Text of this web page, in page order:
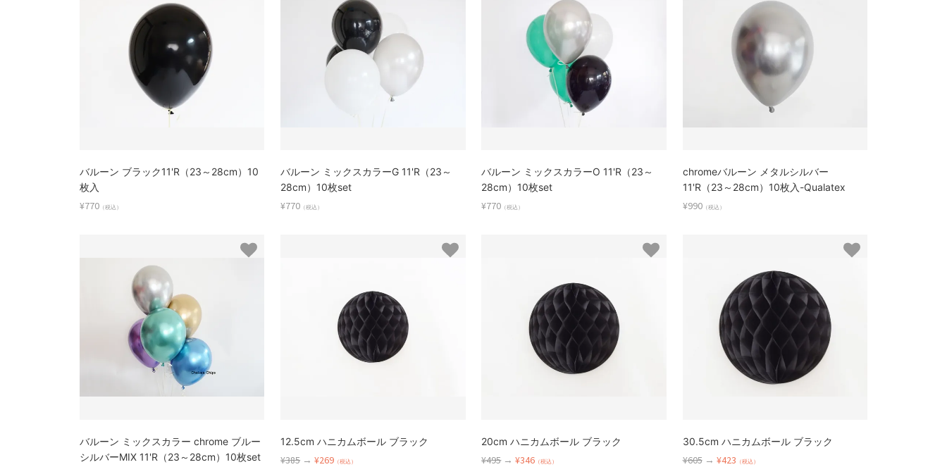
バルーン ブラック11'R（23～28cm）10
枚入
¥770 （税込）
バルーン ミックスカラーG 11'R（23～
28cm）10枚set
¥770 （税込）
バルーン ミックスカラーO 11'R（23～
28cm）10枚set
¥770 （税込）
chromeバルーン メタルシルバー
11'R（23～28cm）10枚入-Qualatex
¥990（税込）
バルーン ミックスカラー chrome ブルー
シルバーMIX 11'R（23～28cm）10枚set
12.5cm ハニカムボール ブラック
¥385 → ¥269 （税込）
20cm ハニカムボール ブラック
¥495→ ¥346 （税込）
30.5cm ハニカムボール ブラック
¥605→ ¥423 （税込）